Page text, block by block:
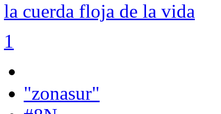
la cuerda floja de la vida
1
"zonasur"